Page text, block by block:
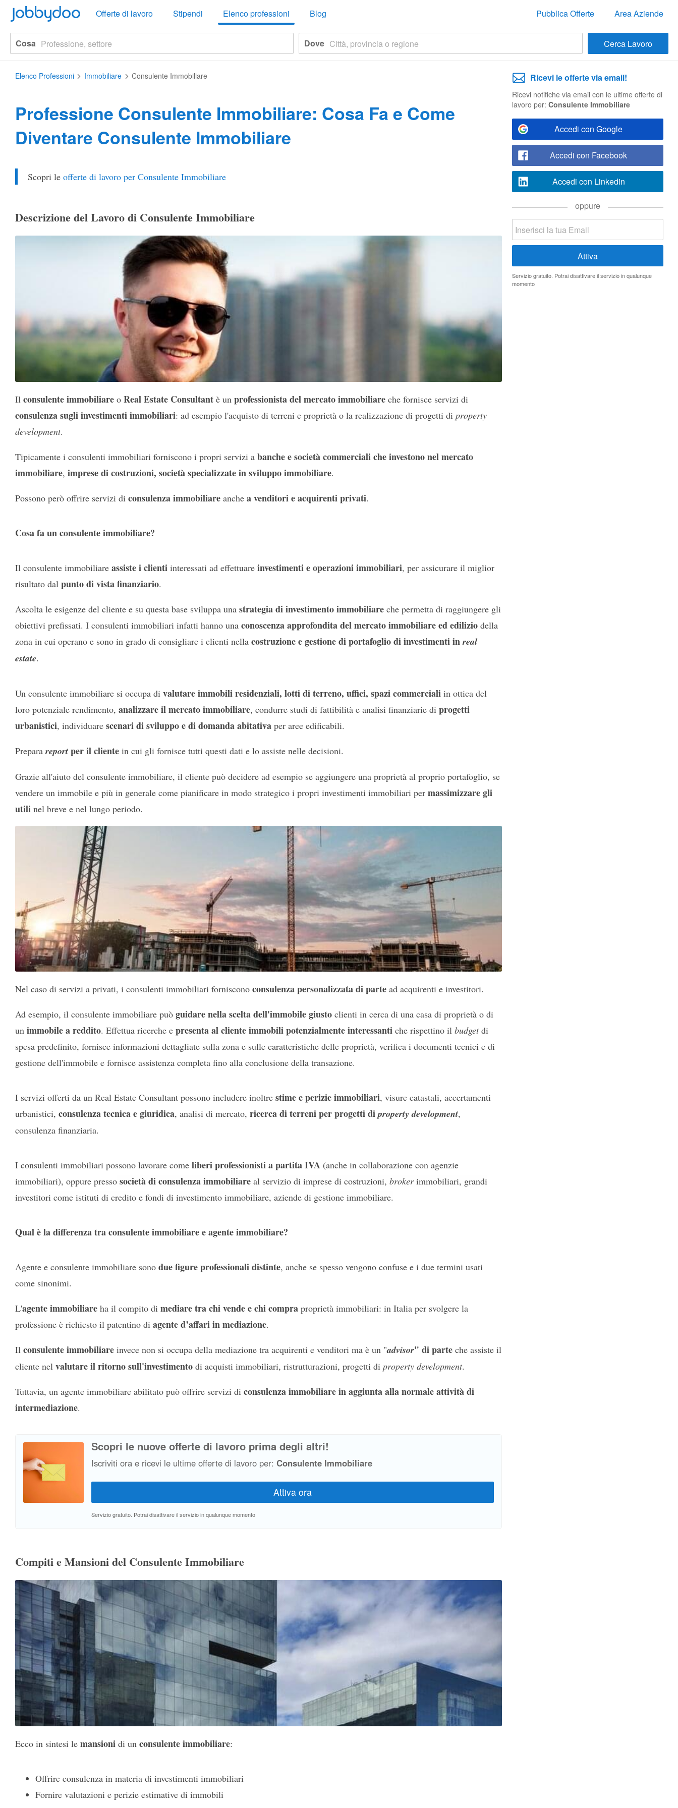
Jobbydoo Offerte di lavoro Stipendi Elenco professioni Blog Pubblica Offerte Area Aziende
Cosa Dove
Elenco Professioni Immobiliare Consulente Immobiliare
Professione Consulente Immobiliare: Cosa Fa e Come
Diventare Consulente Immobiliare
Scopri le offerte di lavoro per Consulente Immobiliare
Descrizione del Lavoro di Consulente Immobiliare
Il consulente immobiliareo Real Estate Consultant è un professionista del mercato immobiliareche fornisce servizi di
consulenza sugli investimenti immobiliari: ad esempio l'acquisto di terreni e proprietà o la realizzazione di progetti di property
development.
Tipicamente i consulenti immobiliari forniscono i propri servizi a banche e società commerciali che investono nel mercato
immobiliare, imprese di costruzioni, società specializzate in sviluppo immobiliare.
Possono però offrire servizi di consulenza immobiliare anche a venditori e acquirenti privati.
Cosa fa un consulente immobiliare?
Il consulente immobiliare assiste i clienti interessati ad effettuare investimenti e operazioni immobiliari, per assicurare il miglior
risultato dal punto di vista finanziario.
Ascolta le esigenze del cliente e su questa base sviluppa una strategia di investimento immobiliareche permetta di raggiungere gli
obiettivi prefissati. I consulenti immobiliari infatti hanno una conoscenza approfondita del mercato immobiliare ed ediliziodella
zona in cui operano e sono in grado di consigliare i clienti nella costruzione e gestione di portafoglio di investimenti inreal
estate.
Un consulente immobiliare si occupa di valutare immobili residenziali, lotti di terreno, uffici, spazi commerciali in ottica del
loro potenziale rendimento, analizzare il mercato immobiliare, condurre studi di fattibilità e analisi finanziarie diprogetti
urbanistici, individuarescenari di sviluppo e di domanda abitativaper aree edificabili.
Preparareportper il clientein cui gli fornisce tutti questi dati e lo assiste nelle decisioni.
Grazie all'aiuto del consulente immobiliare, il cliente può decidere ad esempio se aggiungere una proprietà al proprio portafoglio, se
vendere un immobile e più in generale come pianificare in modo strategico i propri investimenti immobiliari per massimizzare gli
utili nel breve e nel lungo periodo.
Nel caso di servizi a privati, i consulenti immobiliari forniscono consulenza personalizzata di partead acquirenti e investitori.
Ad esempio, il consulente immobiliare può guidare nella scelta dell'immobile giustoclienti in cerca di una casa di proprietà o di
un immobile a reddito. Effettua ricerche e presenta al cliente immobili potenzialmente interessantiche rispettino il budgetdi
spesa predefinito, fornisce informazioni dettagliate sulla zona e sulle caratteristiche delle proprietà, verifica i documenti tecnici e di
gestione dell'immobile e fornisce assistenza completa fino alla conclusione della transazione.
I servizi offerti da un Real Estate Consultant possono includere inoltre stime e perizie immobiliari, visure catastali, accertamenti
urbanistici, consulenza tecnica e giuridica, analisi di mercato, ricerca di terreni per progetti diproperty development,
consulenza finanziaria.
I consulenti immobiliari possono lavorare come liberi professionisti a partita IVA(anche in collaborazione con agenzie
immobiliari), oppure presso società di consulenza immobiliare al servizio di imprese di costruzioni, brokerimmobiliari, grandi
investitori come istituti di credito e fondi di investimento immobiliare, aziende di gestione immobiliare.
Qual è la differenza tra consulente immobiliare e agente immobiliare?
Agente e consulente immobiliare sono due figure professionali distinte, anche se spesso vengono confuse e i due termini usati
come sinonimi.
L'agente immobiliareha il compito di mediare tra chi vende e chi compraproprietà immobiliari: in Italia per svolgere la
professione è richiesto il patentino di agente d’affari in mediazione.
Il consulente immobiliareinvece non si occupa della mediazione tra acquirenti e venditori ma è un "advisor" di parteche assiste il
cliente nel valutare il ritorno sull'investimentodi acquisti immobiliari, ristrutturazioni, progetti di property development.
Tuttavia, un agente immobiliare abilitato può offrire servizi diconsulenza immobiliare in aggiunta alla normale attività di
intermediazione.
Scopri le nuove offerte di lavoro prima degli altri!
Iscriviti ora e ricevi le ultime offerte di lavoro per: Consulente Immobiliare
Servizio gratuito. Potrai disattivare il servizio in qualunque momento
Compiti e Mansioni del Consulente Immobiliare
Ecco in sintesi lemansioni di unconsulente immobiliare:
Offrire consulenza in materia di investimenti immobiliari
Fornire valutazioni e perizie estimative di immobili
Ricevi le offerte via email!
Ricevi notifiche via email con le ultime offerte di
lavoro per: Consulente Immobiliare
Accedi con Google
Accedi con Facebook
Accedi con Linkedin
oppure
Servizio gratuito. Potrai disattivare il servizio in qualunque
momento